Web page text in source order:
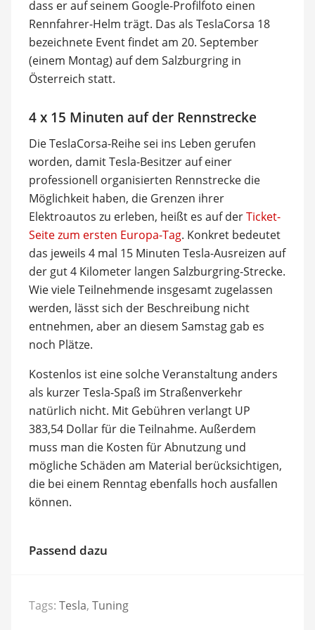
dass er auf seinem Google-Profilfoto einen
Rennfahrer-Helm trägt. Das als TeslaCorsa 18
bezeichnete Event findet am 20. September
(einem Montag) auf dem Salzburgring in
Österreich statt.
4 x 15 Minuten auf der Rennstrecke
Die TeslaCorsa-Reihe sei ins Leben gerufen
worden, damit Tesla-Besitzer auf einer
professionell organisierten Rennstrecke die
Möglichkeit haben, die Grenzen ihrer
Elektroautos zu erleben, heißt es auf derTicket-
Seite zum ersten Europa-Tag. Konkret bedeutet
das jeweils 4 mal 15 Minuten Tesla-Ausreizen auf
der gut 4 Kilometer langen Salzburgring-Strecke.
Wie viele Teilnehmende insgesamt zugelassen
werden, lässt sich der Beschreibung nicht
entnehmen, aber an diesem Samstag gab es
noch Plätze.
Kostenlos ist eine solche Veranstaltung anders
als kurzer Tesla-Spaß im Straßenverkehr
natürlich nicht. Mit Gebühren verlangt UP
383,54 Dollar für die Teilnahme. Außerdem
muss man die Kosten für Abnutzung und
mögliche Schäden am Material berücksichtigen,
die bei einem Renntag ebenfalls hoch ausfallen
können.
Passend dazu
Tags: Tesla, Tuning